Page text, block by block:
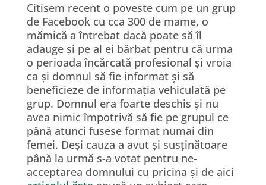
Citisem recent o poveste cum pe un grup
de Facebook cu cca 300 de mame, o
mămică a întrebat dacă poate să îl
adauge și pe al ei bărbat pentru că urma
o perioada încărcată profesional și vroia
ca și domnul să fie informat și să
beneficieze de informația vehiculată pe
grup. Domnul era foarte deschis și nu
avea nimic împotrivă să fie pe grupul ce
până atunci fusese format numai din
femei. Deși cauza a avut și susținătoare
până la urmă s-a votat pentru ne-
acceptarea domnului cu pricina și de aici